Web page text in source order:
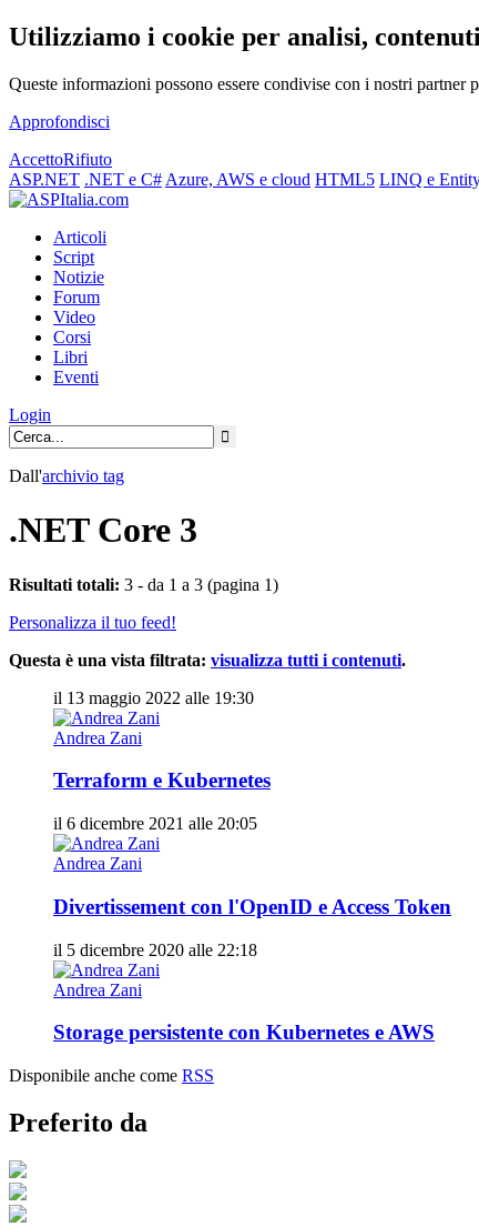
Utilizziamo i cookie per analisi,
Queste informazioni possono essere condivise con i nostri partner
Approfondisci
AccettoRifiuto
ASP.NET .NET e C# Azure, AWS e cloud HTML5 LINQ e
Articoli
Script
Notizie
Forum
Video
Corsi
Libri
Eventi
Login
Dall'archivio tag
.NET Core 3
Risultati totali: 3 - da 1 a 3 (pagina 1)
Personalizza il tuo feed!
Questa è una vista filtrata: visualizza tutti i contenuti.
il 13 maggio 2022 alle 19:30
Andrea Zani
Terraform e Kubernetes
il 6 dicembre 2021 alle 20:05
Andrea Zani
Divertissement con l'OpenID e Access Token
il 5 dicembre 2020 alle 22:18
Andrea Zani
Storage persistente con Kubernetes e AWS
Disponibile anche come RSS
Preferito da